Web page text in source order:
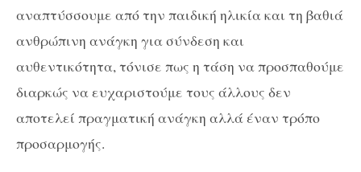
αναπτύσσουμε από την παιδική ηλικία και τη βαθιά
ανθρώπινη ανάγκη για σύνδεση και
αυθεντικότητα, τόνισε πως η τάση να προσπαθούμε
διαρκώς να ευχαριστούμε τους άλλους δεν
αποτελεί πραγματική ανάγκη αλλά έναν τρόπο
προσαρμογής.